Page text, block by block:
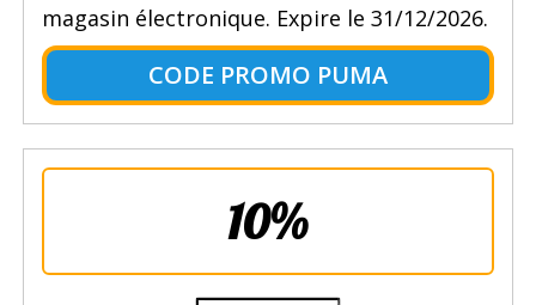
magasin électronique. Expire le 31/12/2026.
CODE PROMO PUMA
10%